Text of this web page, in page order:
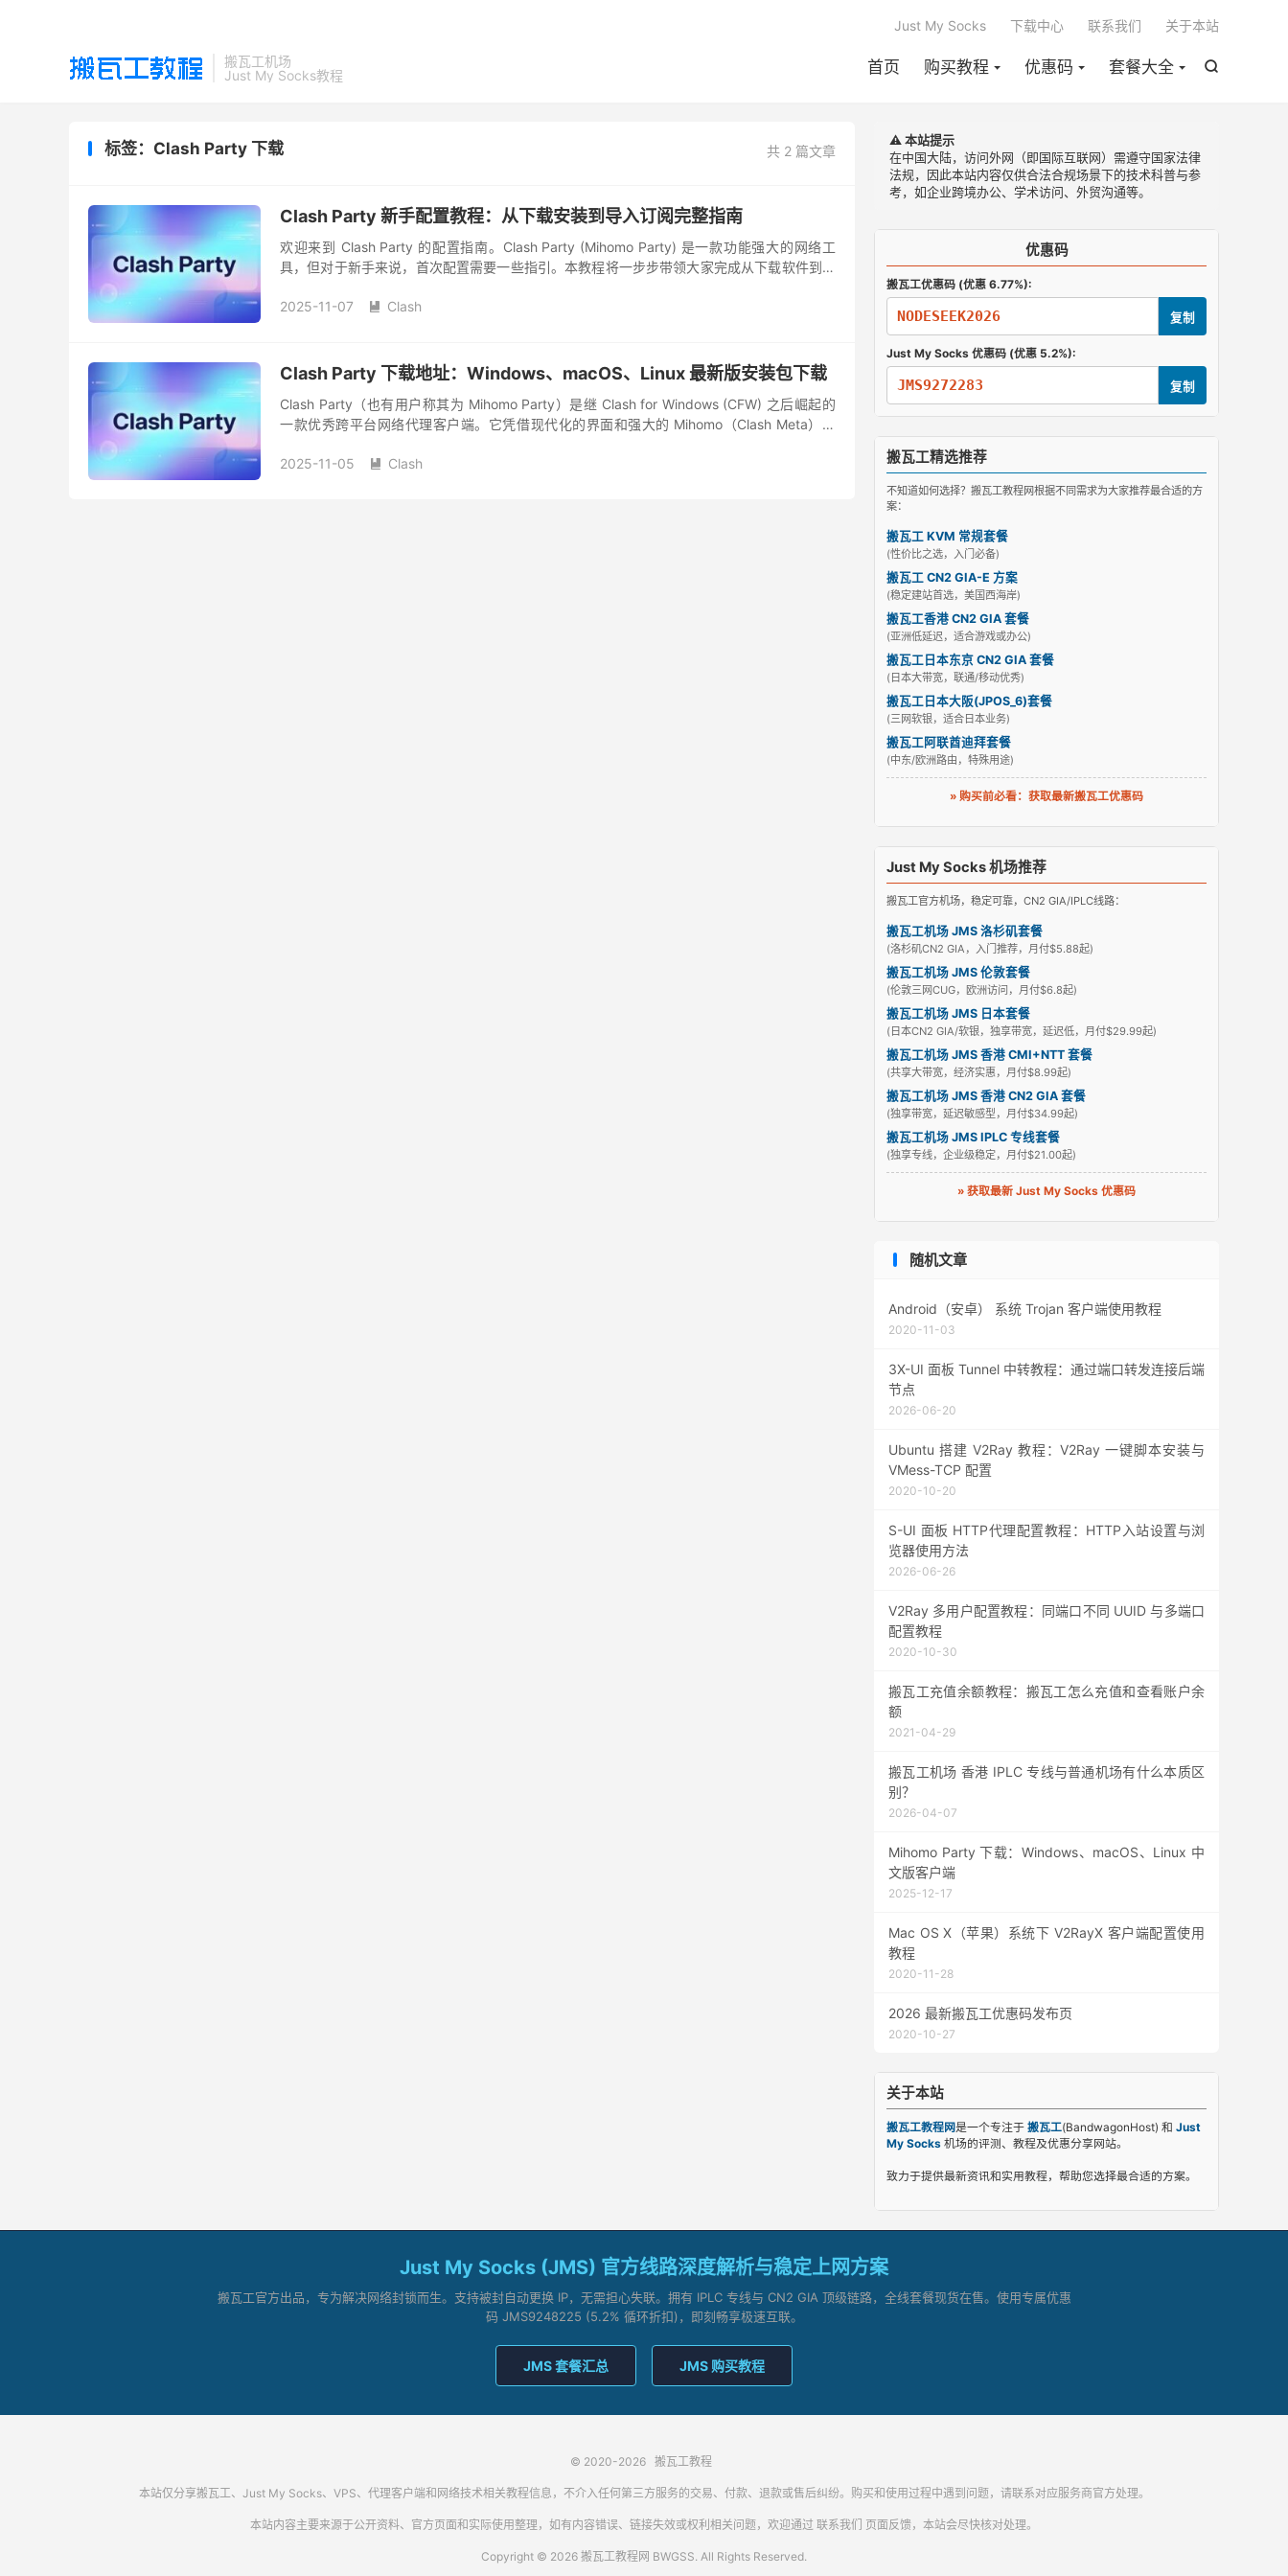
搬瓦工机场
Just My Socks教程

首页 购买教程 优惠码 套餐大全
Just My Socks 下载中心 联系我们 关于本站
共 2 篇文章
标签：Clash Party 下载
Clash Party 新手配置教程：从下载安装到导入订阅完整指南
欢迎来到 Clash Party 的配置指南。Clash Party (Mihomo Party) 是一款功能强大的网络工
具，但对于新手来说，首次配置需要一些指引。本教程将一步步带领大家完成从下载软件到导
2025-11-07
 Clash
Clash Party 下载地址：Windows、macOS、Linux 最新版安装包下载
Clash Party（也有用户称其为 Mihomo Party）是继 Clash for Windows (CFW) 之后崛起的
一款优秀跨平台网络代理客户端。它凭借现代化的界面和强大的 Mihomo（Clash Meta）内
2025-11-05
 Clash
⚠️ 本站提示
在中国大陆，访问外网（即国际互联网）需遵守国家法律
法规，因此本站内容仅供合法合规场景下的技术科普与参
考，如企业跨境办公、学术访问、外贸沟通等。
优惠码
搬瓦工优惠码 (优惠 6.77%):
NODESEEK2026 复制
Just My Socks 优惠码 (优惠 5.2%):
JMS9272283 复制
搬瓦工精选推荐
不知道如何选择？搬瓦工教程网根据不同需求为大家推荐最合适的方
案：
搬瓦工 KVM 常规套餐
(性价比之选，入门必备)
搬瓦工 CN2 GIA-E 方案
(稳定建站首选，美国西海岸)
搬瓦工香港 CN2 GIA 套餐
(亚洲低延迟，适合游戏或办公)
搬瓦工日本东京 CN2 GIA 套餐
(日本大带宽，联通/移动优秀)
搬瓦工日本大阪(JPOS_6)套餐
(三网软银，适合日本业务)
搬瓦工阿联酋迪拜套餐
(中东/欧洲路由，特殊用途)
» 购买前必看：获取最新搬瓦工优惠码
Just My Socks 机场推荐
搬瓦工官方机场，稳定可靠，CN2 GIA/IPLC线路：
搬瓦工机场 JMS 洛杉矶套餐
(洛杉矶CN2 GIA，入门推荐，月付$5.88起)
搬瓦工机场 JMS 伦敦套餐
(伦敦三网CUG，欧洲访问，月付$6.8起)
搬瓦工机场 JMS 日本套餐
(日本CN2 GIA/软银，独享带宽，延迟低，月付$29.99起)
搬瓦工机场 JMS 香港 CMI+NTT 套餐
(共享大带宽，经济实惠，月付$8.99起)
搬瓦工机场 JMS 香港 CN2 GIA 套餐
(独享带宽，延迟敏感型，月付$34.99起)
搬瓦工机场 JMS IPLC 专线套餐
(独享专线，企业级稳定，月付$21.00起)
» 获取最新 Just My Socks 优惠码
随机文章
Android（安卓） 系统 Trojan 客户端使用教程
2020-11-03
3X-UI 面板 Tunnel 中转教程：通过端口转发连接后端
节点
2026-06-20
Ubuntu 搭建 V2Ray 教程：V2Ray 一键脚本安装与
VMess-TCP 配置
2020-10-20
S-UI 面板 HTTP代理配置教程：HTTP入站设置与浏
览器使用方法
2026-06-26
V2Ray 多用户配置教程：同端口不同 UUID 与多端口
配置教程
2020-10-30
搬瓦工充值余额教程：搬瓦工怎么充值和查看账户余
额
2021-04-29
搬瓦工机场 香港 IPLC 专线与普通机场有什么本质区
别？
2026-04-07
Mihomo Party 下载：Windows、macOS、Linux 中
文版客户端
2025-12-17
Mac OS X（苹果）系统下 V2RayX 客户端配置使用
教程
2020-11-28
2026 最新搬瓦工优惠码发布页
2020-10-27
关于本站
搬瓦工教程网是一个专注于 搬瓦工(BandwagonHost) 和 Just
My Socks 机场的评测、教程及优惠分享网站。
致力于提供最新资讯和实用教程，帮助您选择最合适的方案。
Just My Socks (JMS) 官方线路深度解析与稳定上网方案
搬瓦工官方出品，专为解决网络封锁而生。支持被封自动更换 IP，无需担心失联。拥有 IPLC 专线与 CN2 GIA 顶级链路，全线套餐现货在售。使用专属优惠
码 JMS9248225 (5.2% 循环折扣)，即刻畅享极速互联。
JMS 套餐汇总 JMS 购买教程
© 2020-2026 搬瓦工教程
本站仅分享搬瓦工、Just My Socks、VPS、代理客户端和网络技术相关教程信息，不介入任何第三方服务的交易、付款、退款或售后纠纷。购买和使用过程中遇到问题，请联系对应服务商官方处理。
本站内容主要来源于公开资料、官方页面和实际使用整理，如有内容错误、链接失效或权利相关问题，欢迎通过 联系我们 页面反馈，本站会尽快核对处理。
Copyright © 2026 搬瓦工教程网 BWGSS. All Rights Reserved.